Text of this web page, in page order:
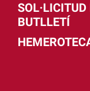
BUTLLETÍ